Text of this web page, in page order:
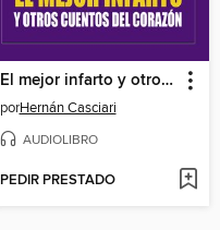
El mejor infarto y otros cuentos del corazón
porHernán Casciari
AUDIOLIBRO
PEDIR PRESTADO